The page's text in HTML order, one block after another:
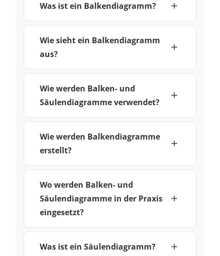
Was ist ein Balkendiagramm?
Wie sieht ein Balkendiagramm
aus?
Wie werden Balken- und
Säulendiagramme verwendet?
Wie werden Balkendiagramme
erstellt?
Wo werden Balken- und
Säulendiagramme in der Praxis
eingesetzt?
Was ist ein Säulendiagramm?